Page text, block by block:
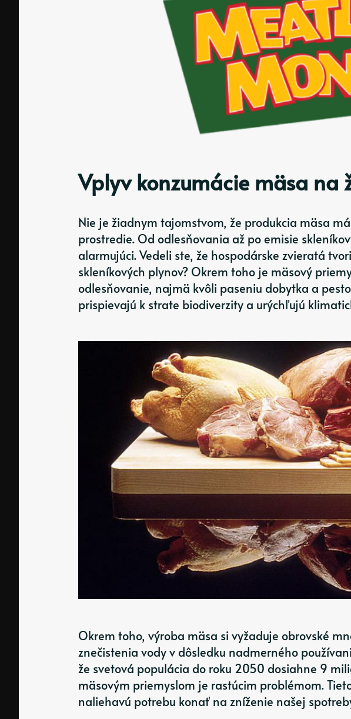
Vplyv konzumácie mäsa na
Nie je žiadnym tajomstvom, že produkcia mäsa
prostredie. Od odlesňovania až po emisie
alarmujúci. Vedeli ste, že hospodárske zvieratá
skleníkových plynov? Okrem toho je mäsový
odlesňovanie, najmä kvôli paseniu dobytka a
prispievajú k strate biodiverzity a urýchľujú
Okrem toho, výroba mäsa si vyžaduje obrovské
znečistenia vody v dôsledku nadmerného
že svetová populácia do roku 2050 dosiahne 9
mäsovým priemyslom je rastúcim problémom.
naliehavú potrebu konať na zníženie našej